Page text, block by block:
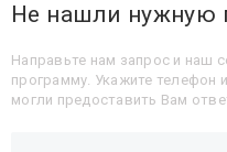
Не нашли нужную
Направьте нам запрос и наш
программу. Укажите телефон
могли предоставить Вам